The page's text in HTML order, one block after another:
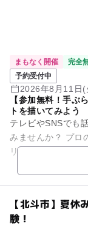
まもなく開催
完全
予約受付中
2026年8月11日
【参加無料！手ぶ
トを描いてみよう
テレビやSNSでも
みませんか？ プロ
リ「Adobe Fresco
【北斗市】夏
験！